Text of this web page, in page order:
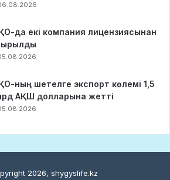
да екі компания лицензиясынан
ның шетелге экспорт көлемі 1,5
АҚШ долларына жетті
2026, shygyslife.kz